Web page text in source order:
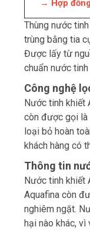
→ Hợp đồng
Thùng nước
trùng bằng tia
Được lấy từ
chuẩn nước
Công nghệ
Nước tinh khiết
còn được gọi là
loại bỏ hoàn
khách hàng có
Thông tin
Nước tinh khiết
Aquafina còn
nghiêm ngặt.
hại nào khác,